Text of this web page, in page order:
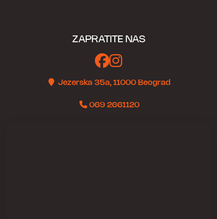
ZAPRATITE NAS
Jezerska 35a, 11000 Beograd
069 2661120